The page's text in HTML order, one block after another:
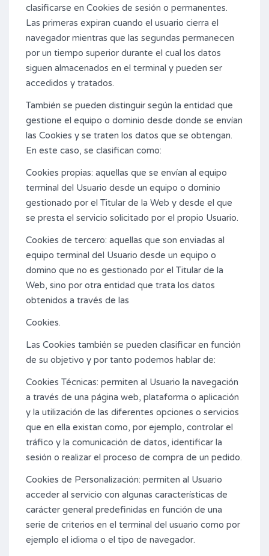
clasificarse en Cookies de sesión o permanentes.
Las primeras expiran cuando el usuario cierra el
navegador mientras que las segundas permanecen
por un tiempo superior durante el cual los datos
siguen almacenados en el terminal y pueden ser
accedidos y tratados.
También se pueden distinguir según la entidad que
gestione el equipo o dominio desde donde se envían
las Cookies y se traten los datos que se obtengan.
En este caso, se clasifican como:
Cookies propias: aquellas que se envían al equipo
terminal del Usuario desde un equipo o dominio
gestionado por el Titular de la Web y desde el que
se presta el servicio solicitado por el propio Usuario.
Cookies de tercero: aquellas que son enviadas al
equipo terminal del Usuario desde un equipo o
domino que no es gestionado por el Titular de la
Web, sino por otra entidad que trata los datos
obtenidos a través de las
Cookies.
Las Cookies también se pueden clasificar en función
de su objetivo y por tanto podemos hablar de:
Cookies Técnicas: permiten al Usuario la navegación
a través de una página web, plataforma o aplicación
y la utilización de las diferentes opciones o servicios
que en ella existan como, por ejemplo, controlar el
tráfico y la comunicación de datos, identificar la
sesión o realizar el proceso de compra de un pedido.
Cookies de Personalización: permiten al Usuario
acceder al servicio con algunas características de
carácter general predefinidas en función de una
serie de criterios en el terminal del usuario como por
ejemplo el idioma o el tipo de navegador.